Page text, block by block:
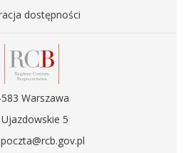
dostępności
Warszawa
Ujazdowskie 5